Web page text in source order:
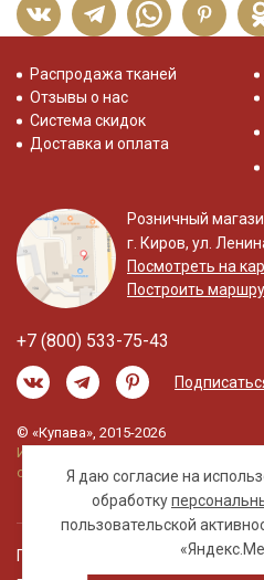
Я даю согласие на
обработку
пользовательской
Распродажа тканей
Отзывы о нас
Система скидок
Доставка и оплата
Розничный
г. Киров, ул.
Посмотреть на
Построить
+7 (800) 533-75-43
© «Купава», 2015-2026
Информация на сайте не является
офертой.
Правовая информация